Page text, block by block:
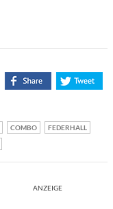
COMBO
FEDERHALL
ANZEIGE